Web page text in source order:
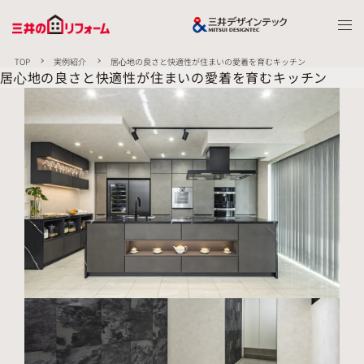
TOP 実例紹介 居⼼地の良さと快適性が住まいの愛着を育むキッチン
居⼼地の良さと快適性が住まいの愛着を育むキッチン